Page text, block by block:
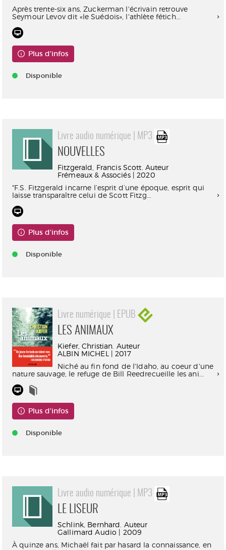
Après trente-six ans, Zuckerman l'écrivain retrouve
Seymour Levov dit «le Suédois», l'athlète fétich...
Plus d'infos
Disponible
Livre audio numérique | MP3
NOUVELLES
Fitzgerald, Francis Scott. Auteur
Frémeaux & Associés | 2020
"F.S. Fitzgerald incarne l’esprit d’une époque, esprit qui
laisse transparaître celui de Scott Fitzg...
Plus d'infos
Disponible
Livre numérique | EPUB
LES ANIMAUX
Kiefer, Christian. Auteur
ALBIN MICHEL | 2017
Niché au fin fond de l'Idaho, au coeur d'une
nature sauvage, le refuge de Bill Reedrecueille les ani...
Plus d'infos
Disponible
Livre audio numérique | MP3
LE LISEUR
Schlink, Bernhard. Auteur
Gallimard Audio | 2009
À quinze ans, Michaël fait par hasard la connaissance, en